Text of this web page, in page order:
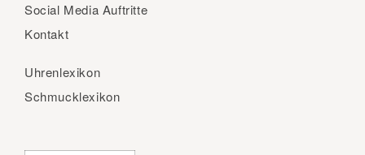
Social Media Auftritte
Kontakt
Uhrenlexikon
Schmucklexikon